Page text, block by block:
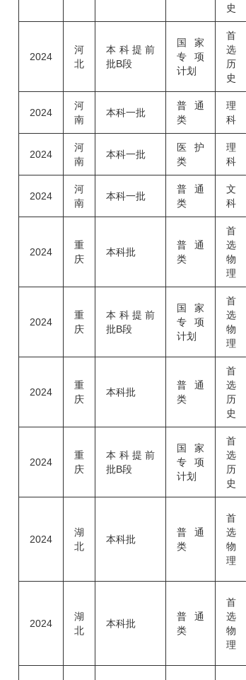
史
2024
河
北
本科提前
批B段
国家
专项
计划
首
选
历
史
2024
河
南
本科一批
普通
类
理
科
2024
河
南
本科一批
医护
类
理
科
2024
河
南
本科一批
普通
类
文
科
2024
重
庆
本科批
普通
类
首
选
物
理
2024
重
庆
本科提前
批B段
国家
专项
计划
首
选
物
理
2024
重
庆
本科批
普通
类
首
选
历
史
2024
重
庆
本科提前
批B段
国家
专项
计划
首
选
历
史
2024
湖
北
本科批
普通
类
首
选
物
理
2024
湖
北
本科批
普通
类
首
选
物
理